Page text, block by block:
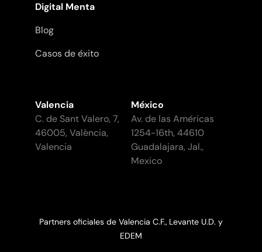
Digital Menta
Blog
Casos de éxito
Valencia
C. de Sant Valero, 7,
46005, València,
Valencia
México
Av. de las Américas
1254-16th, 44610
Guadalajara, Jal.,
Mexico
Partners oficiales de Valencia C.F., Levante U.D. y
EDEM